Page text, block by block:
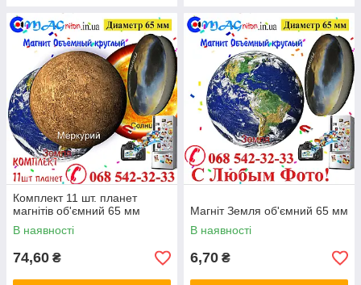
Комплект 11 шт. планет
магнітів об'ємний 65 мм
В наявності
74,60 ₴
Магніт Земля об'ємний 65 мм
В наявності
6,70 ₴